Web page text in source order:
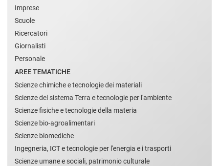
Imprese
Scuole
Ricercatori
Giornalisti
Personale
AREE TEMATICHE
Scienze chimiche e tecnologie dei materiali
Scienze del sistema Terra e tecnologie per l'ambiente
Scienze fisiche e tecnologie della materia
Scienze bio-agroalimentari
Scienze biomediche
Ingegneria, ICT e tecnologie per l'energia e i trasporti
Scienze umane e sociali, patrimonio culturale